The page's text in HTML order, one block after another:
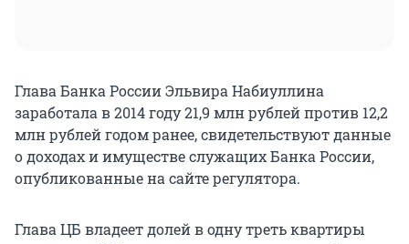
Глава Банка России Эльвира Набиуллина
заработала в 2014 году 21,9 млн рублей против 12,2
млн рублей годом ранее, свидетельствуют данные
о доходах и имуществе служащих Банка России,
опубликованные на сайте регулятора.
Глава ЦБ владеет долей в одну треть квартиры